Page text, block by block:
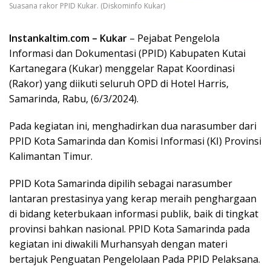
Suasana rakor PPID Kukar. (Diskominfo Kukar)
Instankaltim.com – Kukar – Pejabat Pengelola
Informasi dan Dokumentasi (PPID) Kabupaten Kutai
Kartanegara (Kukar) menggelar Rapat Koordinasi
(Rakor) yang diikuti seluruh OPD di Hotel Harris,
Samarinda, Rabu, (6/3/2024).
Pada kegiatan ini, menghadirkan dua narasumber dari
PPID Kota Samarinda dan Komisi Informasi (KI) Provinsi
Kalimantan Timur.
PPID Kota Samarinda dipilih sebagai narasumber
lantaran prestasinya yang kerap meraih penghargaan
di bidang keterbukaan informasi publik, baik di tingkat
provinsi bahkan nasional. PPID Kota Samarinda pada
kegiatan ini diwakili Murhansyah dengan materi
bertajuk Penguatan Pengelolaan Pada PPID Pelaksana.